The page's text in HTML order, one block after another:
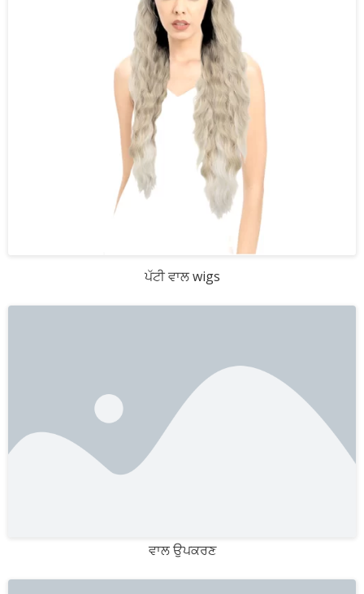
ਪੱਟੀ ਵਾਲ wigs
ਵਾਲ ਉਪਕਰਣ